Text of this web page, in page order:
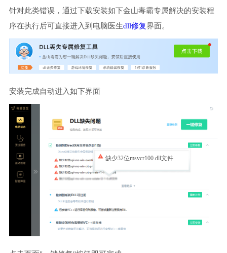
针对此类错误，通过下载安装如下金山毒霸专属解决的安装程
序在执行后可直接进入到电脑医生dll修复界面。
安装完成自动进入如下界面
缺少32位msvcr100.dll文件